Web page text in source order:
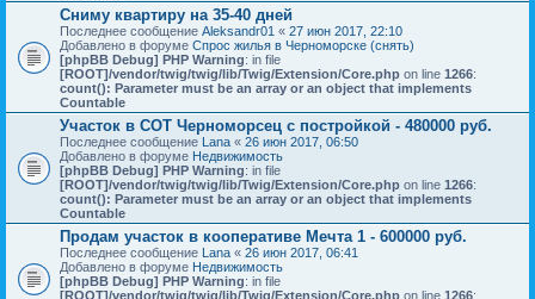
Сниму квартиру на 35-40 дней
Последнее сообщение Aleksandr01 « 27 июн 2017, 22:10
Добавлено в форуме Спрос жилья в Черноморске (снять)
[phpBB Debug] PHP Warning: in file
[ROOT]/vendor/twig/twig/lib/Twig/Extension/Core.php on line 1266:
count(): Parameter must be an array or an object that implements
Countable
Участок в СОТ Черноморсец с постройкой - 480000 руб.
Последнее сообщение Lana « 26 июн 2017, 06:50
Добавлено в форуме Недвижимость
[phpBB Debug] PHP Warning: in file
[ROOT]/vendor/twig/twig/lib/Twig/Extension/Core.php on line 1266:
count(): Parameter must be an array or an object that implements
Countable
Продам участок в кооперативе Мечта 1 - 600000 руб.
Последнее сообщение Lana « 26 июн 2017, 06:41
Добавлено в форуме Недвижимость
[phpBB Debug] PHP Warning: in file
[ROOT]/vendor/twig/twig/lib/Twig/Extension/Core.php on line 1266: